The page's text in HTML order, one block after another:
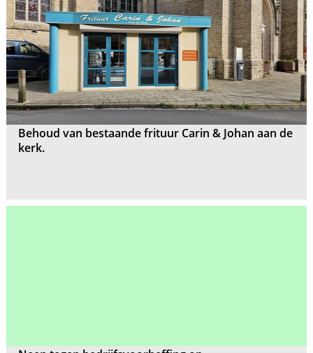
Behoud van bestaande frituur Carin & Johan aan de
kerk.